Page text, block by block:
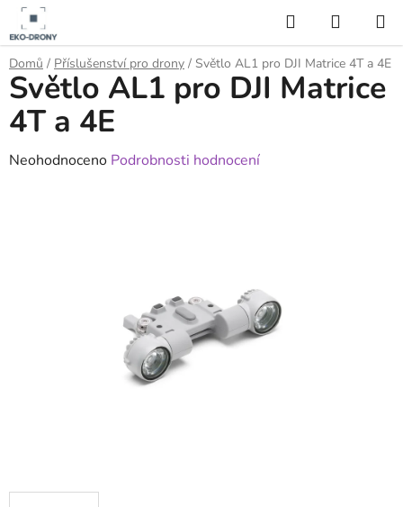
Přejít
obsah
Hledat
KOŠÍK
Domů / Příslušenství pro drony / Světlo AL1 pro DJI Matrice 4T a 4E
Světlo AL1 pro DJI Matrice
4T a 4E
Průměrné
Neohodnoceno Podrobnosti hodnocení